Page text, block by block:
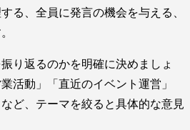
る、全員に発言の機会を与える、
り返るのかを明確に決めましょ
活動」「直近のイベント運営」
ど、テーマを絞ると具体的な意見